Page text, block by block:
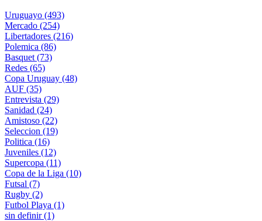
Uruguayo (493)
Mercado (254)
Libertadores (216)
Polemica (86)
Basquet (73)
Redes (65)
Copa Uruguay (48)
AUF (35)
Entrevista (29)
Sanidad (24)
Amistoso (22)
Seleccion (19)
Politica (16)
Juveniles (12)
Supercopa (11)
Copa de la Liga (10)
Futsal (7)
Rugby (2)
Futbol Playa (1)
sin definir(1)